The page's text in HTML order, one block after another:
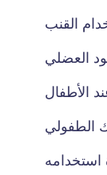
القنب
العضلي
الأطفال
الطفولي
استخدامه